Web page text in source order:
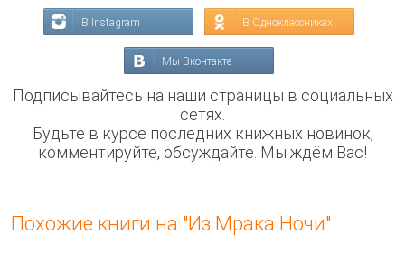
В Instagram В Одноклассниках
Мы Вконтакте
Подписывайтесь на наши страницы в социальных
сетях.
Будьте в курсе последних книжных новинок,
комментируйте, обсуждайте. Мы ждём Вас!
Похожие книги на "Из Мрака Ночи"